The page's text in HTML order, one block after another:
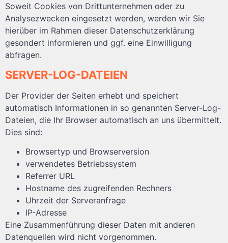
Soweit Cookies von Drittunternehmen oder zu
Analysezwecken eingesetzt werden, werden wir Sie
hierüber im Rahmen dieser Datenschutzerklärung
gesondert informieren und ggf. eine Einwilligung
abfragen.
SERVER-LOG-DATEIEN
Der Provider der Seiten erhebt und speichert
automatisch Informationen in so genannten Server-Log-
Dateien, die Ihr Browser automatisch an uns übermittelt.
Dies sind:
Browsertyp und Browserversion
verwendetes Betriebssystem
Referrer URL
Hostname des zugreifenden Rechners
Uhrzeit der Serveranfrage
IP-Adresse
Eine Zusammenführung dieser Daten mit anderen
Datenquellen wird nicht vorgenommen.